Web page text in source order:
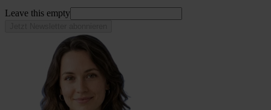
Leave this empty